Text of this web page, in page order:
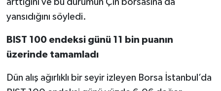
arttığını ve bu durumun Çin borsasına da
yansıdığını söyledi.
BIST 100 endeksi günü 11 bin puanın
üzerinde tamamladı
Dün alış ağırlıklı bir seyir izleyen Borsa İstanbul’da